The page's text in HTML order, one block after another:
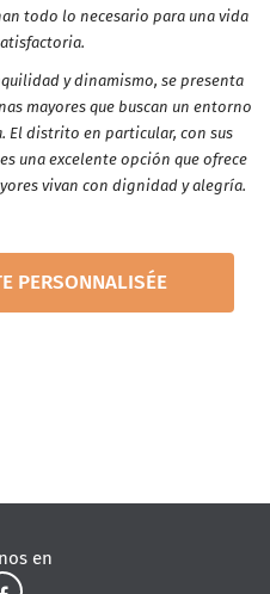
todo lo necesario para una vida
y dinamismo, se presenta
mayores que buscan un entorno
El distrito en particular, con sus
una excelente opción que ofrece
vivan con dignidad y alegría.
PERSONNALISÉE
en